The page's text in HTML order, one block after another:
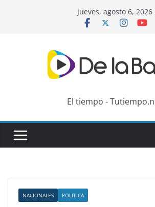
jueves, agosto 6, 2026
El tiempo -
NACIONALES POLITICA